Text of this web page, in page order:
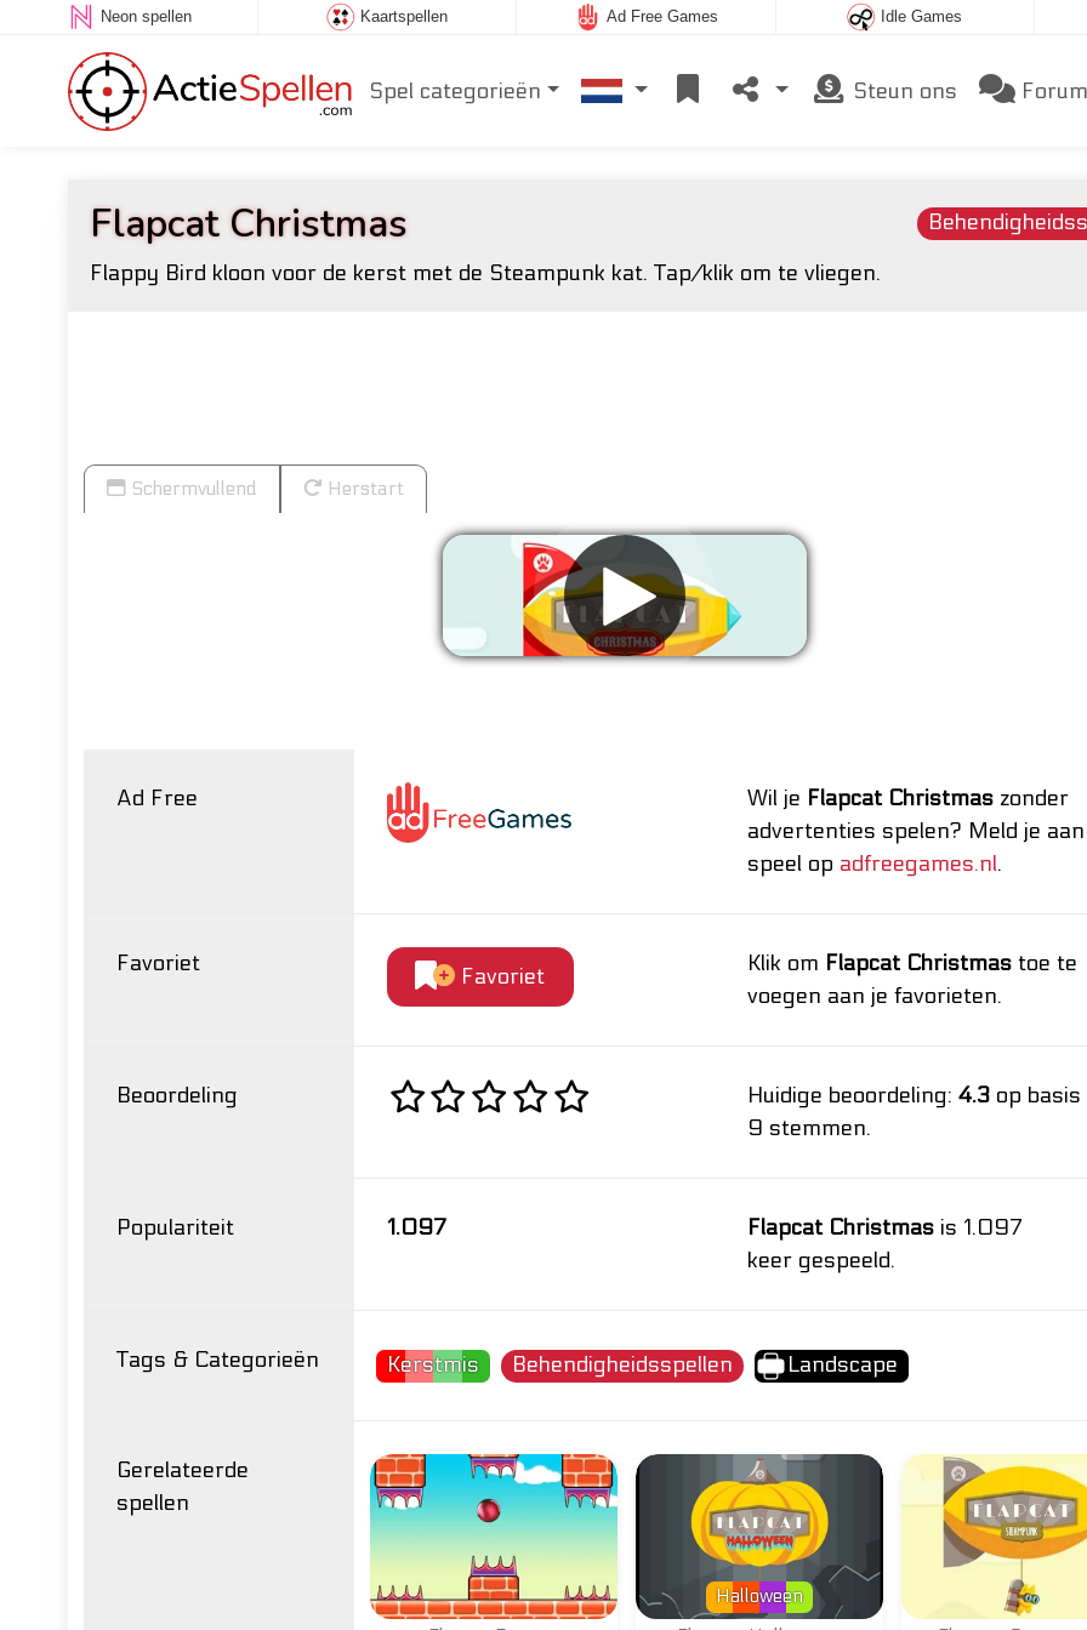
Neon spellen Kaartspellen Ad Free Games Idle Games
Spel categorieën Steun ons
Flapcat Christmas
Flappy Bird kloon voor de kerst met de Steampunk kat. Tap/klik om te vliegen.
Schermvullend Herstart
Ad Free Wil je Flapcat Christmaszonder
advertenties spelen? Meld je
speel op adfreegames.nl.
Favoriet
Favoriet
Klik om Flapcat Christmastoe te
voegen aan je favorieten.
Beoordeling Huidige beoordeling: 4.3op basis
9 stemmen.
Populariteit 1.097 Flapcat Christmasis 1.097
keer gespeeld.
Tags & Categorieën Kerstmis Behendigheidsspellen Landscape
Gerelateerde
spellen
Halloween